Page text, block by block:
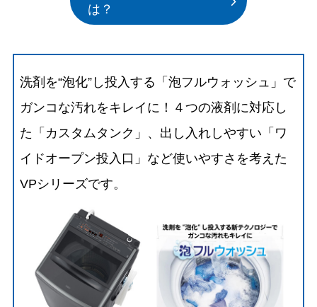
は？
洗剤を“泡化”し投入する「泡フルウォッシュ」で
ガンコな汚れをキレイに！４つの液剤に対応し
た「カスタムタンク」、出し入れしやすい「ワ
イドオープン投入口」など使いやすさを考えた
VPシリーズです。